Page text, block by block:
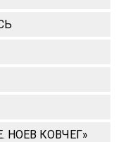
НОЕВ КОВЧЕГ»